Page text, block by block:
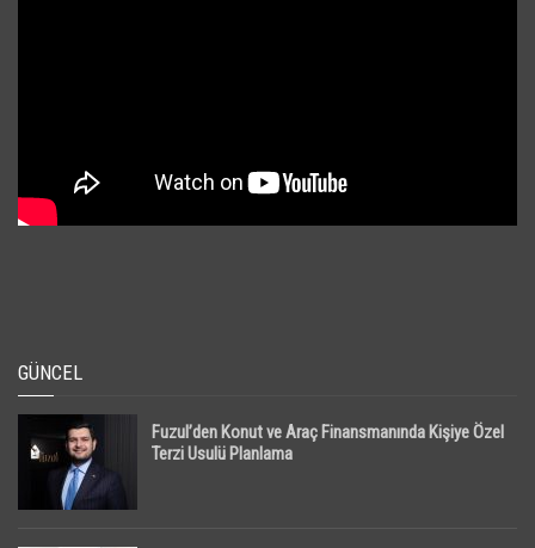
GÜNCEL
Fuzul’den Konut ve Araç Finansmanında Kişiye Özel
Terzi Usulü Planlama